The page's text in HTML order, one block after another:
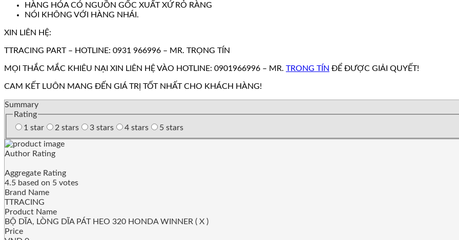
HÀNG HÓA CÓ NGUỒN GỐC XUẤT XỨ RỎ RÀNG
NÓI KHÔNG VỚI HÀNG NHÁI.
XIN LIÊN HỆ:
TTRACING PART – HOTLINE: 0931 966996 – MR. TRỌNG TÍN
MỌI THẮC MẮC KHIÊU NẠI XIN LIÊN HỆ VÀO HOTLINE: 0901966996 – MR. TRONG TÍN ĐỂ ĐƯỢC GIẢI QUYẾT!
CAM KẾT LUÔN MANG ĐẾN GIÁ TRỊ TỐT NHẤT CHO KHÁCH HÀNG!
Summary
Rating
1 star
2 stars 3 stars 4 stars 5 stars
Author Rating
Aggregate Rating
4.5 based on 5 votes
Brand Name
TTRACING
Product Name
BỘ DĨA, LÒNG DĨA PÁT HEO 320 HONDA WINNER ( X )
Price